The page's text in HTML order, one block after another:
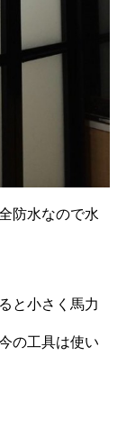
防水なので水
と小さく馬力
の工具は使い